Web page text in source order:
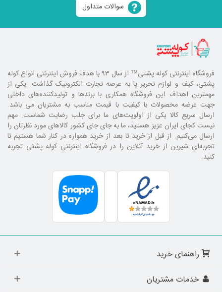
سوالات متداول
فروشگاه اینترنتی کوله پشتی
™ از سال ۹۳ با هدف فروش اینترنتی انواع کوله
پشتی، کیف و لوازم تحریر پا به عرصه تجارت الکترونیک گذاشت. یکی از
مهمترین اهداف این فروشگاه همکاری با برند‌ها و تولیدکننده‌های داخلی
جهت عرضه محصولات با کیفیت با قیمت مناسب به مشتریان می باشد.
ارسال سریع کالا یکی از اولویت‌های ما برای جلب رضایت شماست. مهم
نیست کجای ایران عزیز هستید، ما به جای جای کشور کالا‌های مورد نظرتان را
ارسال می‌کنیم. از قبل از خرید تا بعد از خرید همواره در کنار شما هستیم تا
تجربه‌ای شیرین از خرید آنلاین را در فروشگاه اینترنتی کوله پشتی تجربه
کنید.
راهنمای خرید
خدمات مشتریان